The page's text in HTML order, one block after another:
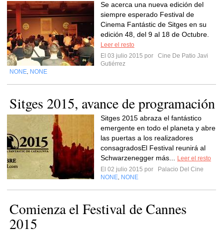
Se acerca una nueva edición del
siempre esperado Festival de
Cinema Fantástic de Sitges en su
edición 48, del 9 al 18 de Octubre.
Leer el resto
El 03 julio 2015 por
Cine De Patio Javi
Gutiérrez
NONE NONE
Sitges 2015, avance de programación
Sitges 2015 abraza el fantástico
emergente en todo el planeta y abre
las puertas a los realizadores
consagradosEl Festival reunirá al
Schwarzenegger más...
Leer el resto
El 02 julio 2015 por
Palacio Del Cine
NONE NONE
Comienza el Festival de Cannes
2015